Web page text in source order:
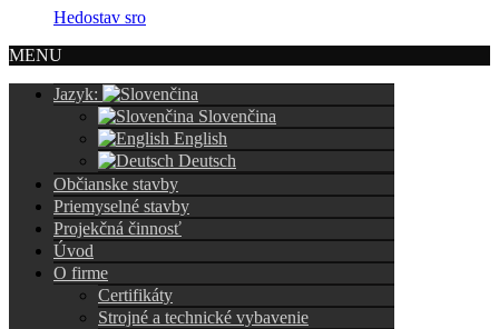
Hedostav sro
MENU
Jazyk:
Slovenčina
English
Deutsch
Občianske stavby
Priemyselné stavby
Projekčná činnosť
Úvod
O firme
Certifikáty
Strojné a technické vybavenie